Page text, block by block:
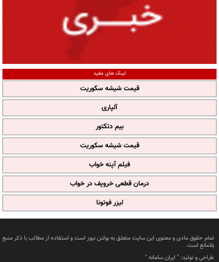
لینک های مفید
قیمت شیشه سکوریت
آلپاری
بیم دتکتور
قیمت شیشه سکوریت
فیلم آپنه خواب
درمان قطعی خروپف در خواب
لیزر فوتونا
تمام حقوق مادی و معنوی این سایت متعلق به بولتن نیوز است و استفاده از مطالب با ذکر منبع
بلامانع است.
طراحی و تولید: " ایران سامانه"